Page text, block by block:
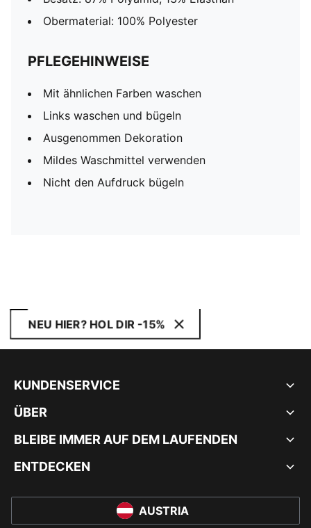
Obermaterial: 100% Polyester
PFLEGEHINWEISE
Mit ähnlichen Farben waschen
Links waschen und bügeln
Ausgenommen Dekoration
Mildes Waschmittel verwenden
Nicht den Aufdruck bügeln
NEU HIER? HOL DIR -15%
KUNDENSERVICE
ÜBER
BLEIBE IMMER AUF DEM LAUFENDEN
ENTDECKEN
AUSTRIA